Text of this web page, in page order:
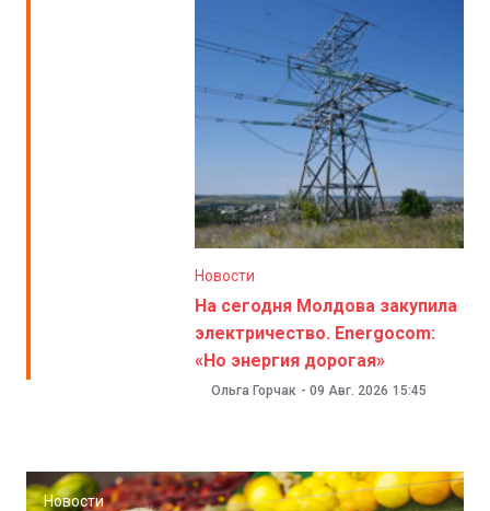
Новости
На сегодня Молдова закупила
электричество. Energocom:
«Но энергия дорогая»
Ольга Горчак - 09 Авг. 2026 15:45
Новости